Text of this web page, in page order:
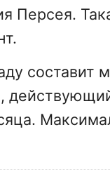
Персея.
составит